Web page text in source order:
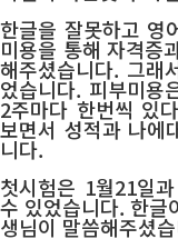
한글을 잘못하고 영
미용을 통해 자격증
해주셨습니다. 그래
었습니다. 피부미용
2주마다 한번씩 있
보면서 성적과 나에
니다.
첫시험은 1월21일
수 있었습니다. 한글
생님이 말씀해주셨